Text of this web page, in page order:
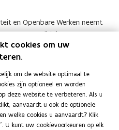
en Openbare Werken neemt
met een politieke
voor.
Verkeer, De Lijn en De Vlaamse
afgevaardigde net zoals
en Kust, De
… indien relevant voor die
en Infrabel), het
cookies om uw
om de website optimaal te
zijn optioneel en worden
deze website te verbeteren. Als u
aanvaardt u ook de optionele
welke cookies u aanvaardt? Klik
U kunt uw cookievoorkeuren op elk